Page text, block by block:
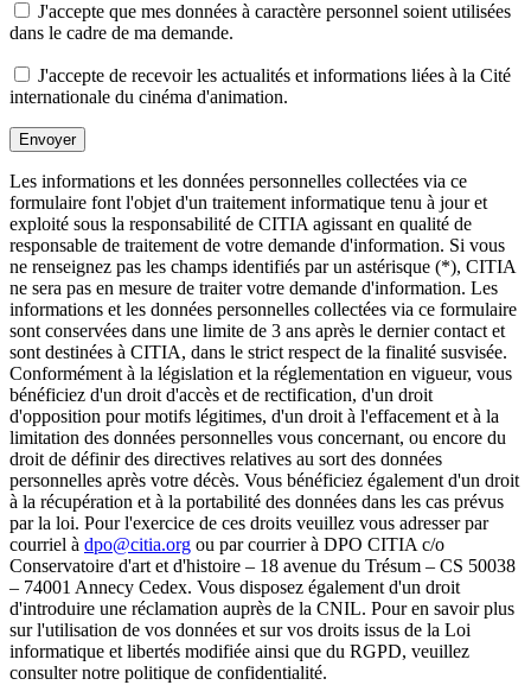
J'accepte que mes données à caractère personnel soient utilisées
dans le cadre de ma demande.
J'accepte de recevoir les actualités et informations liées à la Cité
internationale du cinéma d'animation.
Envoyer
Les informations et les données personnelles collectées via ce
formulaire font l'objet d'un traitement informatique tenu à jour et
exploité sous la responsabilité de CITIA agissant en qualité de
responsable de traitement de votre demande d'information. Si vous
ne renseignez pas les champs identifiés par un astérisque (*), CITIA
ne sera pas en mesure de traiter votre demande d'information. Les
informations et les données personnelles collectées via ce formulaire
sont conservées dans une limite de 3 ans après le dernier contact et
sont destinées à CITIA, dans le strict respect de la finalité susvisée.
Conformément à la législation et la réglementation en vigueur, vous
bénéficiez d'un droit d'accès et de rectification, d'un droit
d'opposition pour motifs légitimes, d'un droit à l'effacement et à la
limitation des données personnelles vous concernant, ou encore du
droit de définir des directives relatives au sort des données
personnelles après votre décès. Vous bénéficiez également d'un droit
à la récupération et à la portabilité des données dans les cas prévus
par la loi. Pour l'exercice de ces droits veuillez vous adresser par
courriel à dpo@citia.org ou par courrier à DPO CITIA c/o
Conservatoire d'art et d'histoire – 18 avenue du Trésum – CS 50038
– 74001 Annecy Cedex. Vous disposez également d'un droit
d'introduire une réclamation auprès de la CNIL. Pour en savoir plus
sur l'utilisation de vos données et sur vos droits issus de la Loi
informatique et libertés modifiée ainsi que du RGPD, veuillez
consulter notre politique de confidentialité.